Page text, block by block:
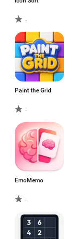
-
Paint the Grid
-
EmoMemo
-